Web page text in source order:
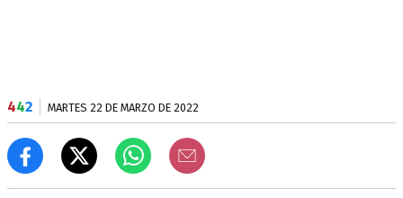
442 MARTES 22 DE MARZO DE 2022